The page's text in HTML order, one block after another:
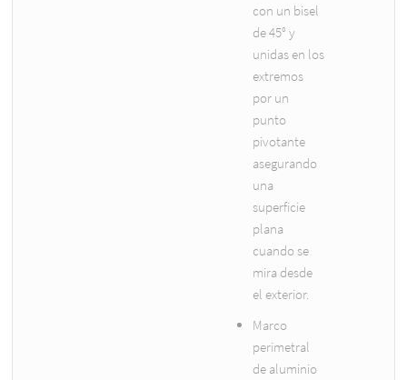
con un bisel
de 45° y
unidas en los
extremos
por un
punto
pivotante
asegurando
una
superficie
plana
cuando se
mira desde
el exterior.
Marco
perimetral
de aluminio